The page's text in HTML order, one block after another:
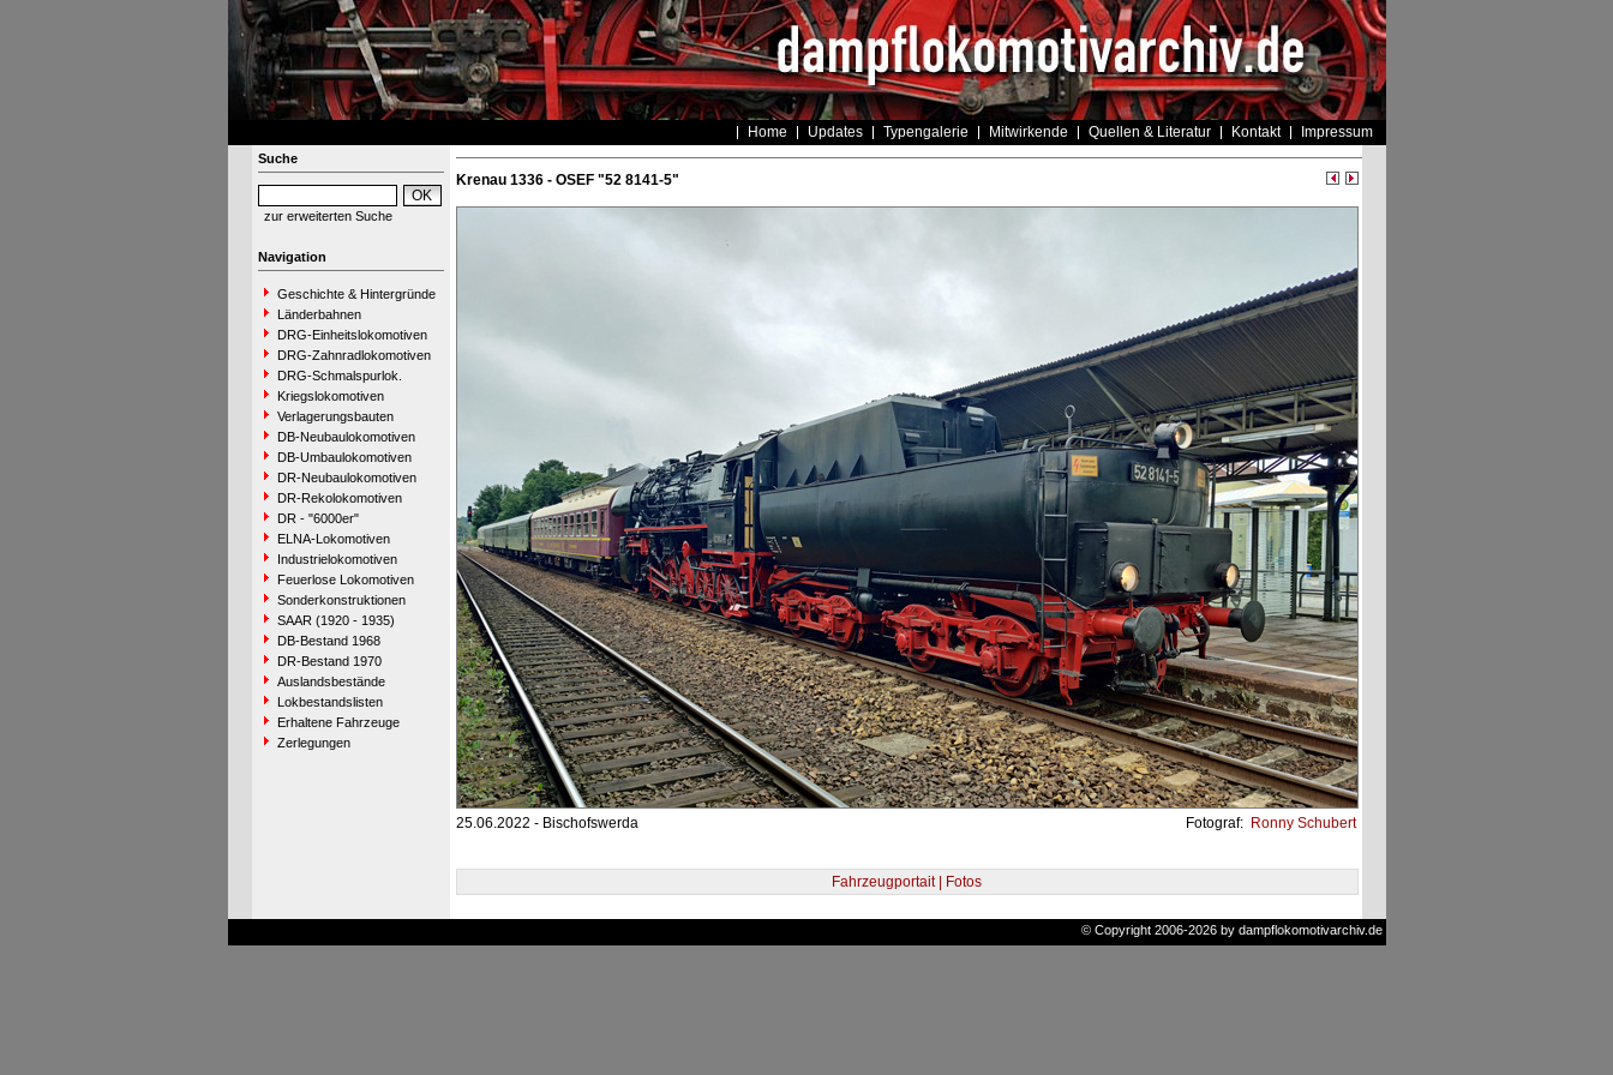
Home Updates Typengalerie Mitwirkende Quellen & Literatur Kontakt Impressum
Suche
zur erweiterten Suche
Navigation
Geschichte & Hintergründe
Länderbahnen
DRG-Einheitslokomotiven
DRG-Zahnradlokomotiven
DRG-Schmalspurlok.
Kriegslokomotiven
Verlagerungsbauten
DB-Neubaulokomotiven
DB-Umbaulokomotiven
DR-Neubaulokomotiven
DR-Rekolokomotiven
DR - "6000er"
ELNA-Lokomotiven
Industrielokomotiven
Feuerlose Lokomotiven
Sonderkonstruktionen
SAAR (1920 - 1935)
DB-Bestand 1968
DR-Bestand 1970
Auslandsbestände
Lokbestandslisten
Erhaltene Fahrzeuge
Zerlegungen
Krenau 1336 - OSEF "52 8141-5"
25.06.2022 - Bischofswerda Fotograf: Ronny Schubert
Fahrzeugportait | Fotos
© Copyright 2006-2026 by dampflokomotivarchiv.de